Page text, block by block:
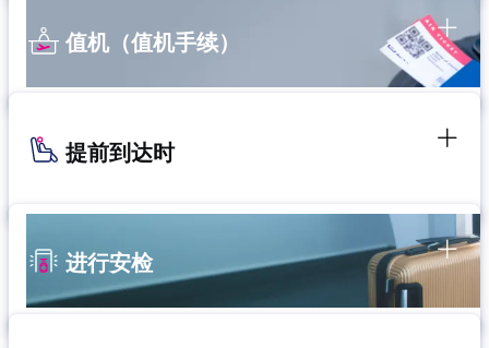
值机（值机手续）
提前到达时
进行安检